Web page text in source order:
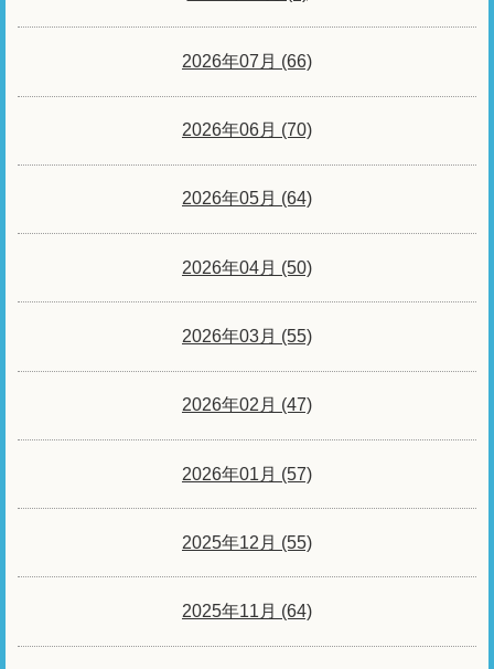
2026年07月 (66)
2026年06月 (70)
2026年05月 (64)
2026年04月 (50)
2026年03月 (55)
2026年02月 (47)
2026年01月 (57)
2025年12月 (55)
2025年11月 (64)